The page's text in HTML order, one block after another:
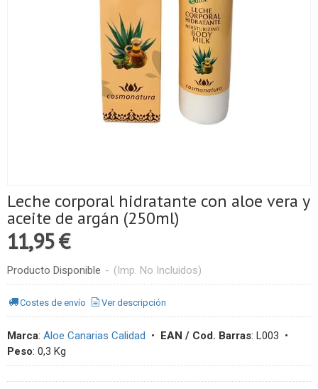
Leche corporal hidratante con aloe vera y
aceite de argán (250ml)
11,95 €
Producto Disponible - (Imp. No Incluidos)
Costes de envío Ver descripción
Marca: Aloe Canarias Calidad • EAN / Cod. Barras: L003 •
Peso: 0,3 Kg